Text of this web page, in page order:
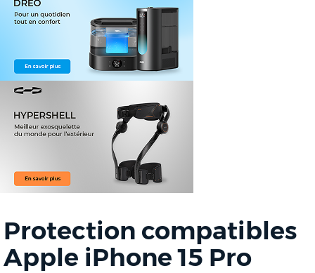
Protection compatibles
Apple iPhone 15 Pro